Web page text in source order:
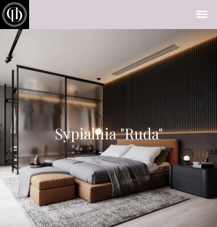
Sypialnia "Ruda"